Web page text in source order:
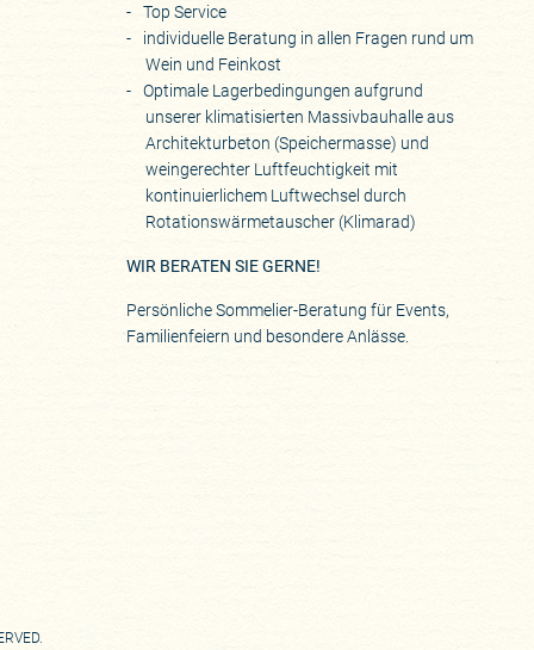
Top Service
individuelle Beratung in allen Fragen rund um
Wein und Feinkost
Optimale Lagerbedingungen aufgrund
unserer klimatisierten Massivbauhalle aus
Architekturbeton (Speichermasse) und
weingerechter Luftfeuchtigkeit mit
kontinuierlichem Luftwechsel durch
Rotationswärmetauscher (Klimarad)
WIR BERATEN SIE GERNE!
Persönliche Sommelier-Beratung für Events,
Familienfeiern und besondere Anlässe.